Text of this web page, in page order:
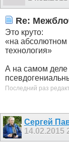
Re:
Это круто:
«на абсолютном
технология»
А на самом деле
Последний раз
Сергей
14.02.2015